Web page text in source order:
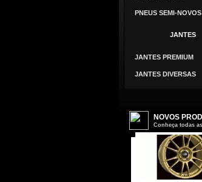
PNEUS SEMI-NOVOS
JANTES
JANTES PREMIUM
JANTES DIVERSAS